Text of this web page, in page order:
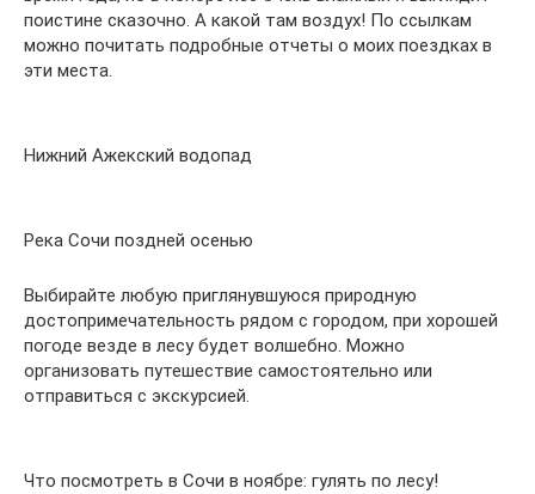
поистине сказочно. А какой там воздух! По ссылкам
можно почитать подробные отчеты о моих поездках в
эти места.
Нижний Ажекский водопад
Река Сочи поздней осенью
Выбирайте любую приглянувшуюся природную
достопримечательность рядом с городом, при хорошей
погоде везде в лесу будет волшебно. Можно
организовать путешествие самостоятельно или
отправиться с экскурсией.
Что посмотреть в Сочи в ноябре: гулять по лесу!